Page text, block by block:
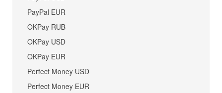
PayPal EUR
OKPay RUB
OKPay USD
OKPay EUR
Perfect Money USD
Perfect Money EUR